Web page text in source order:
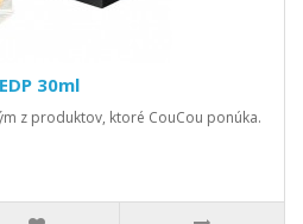
30ml
z produktov, ktoré CouCou ponúka.